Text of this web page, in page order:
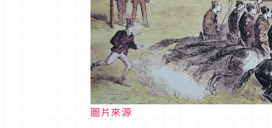
圖片來源